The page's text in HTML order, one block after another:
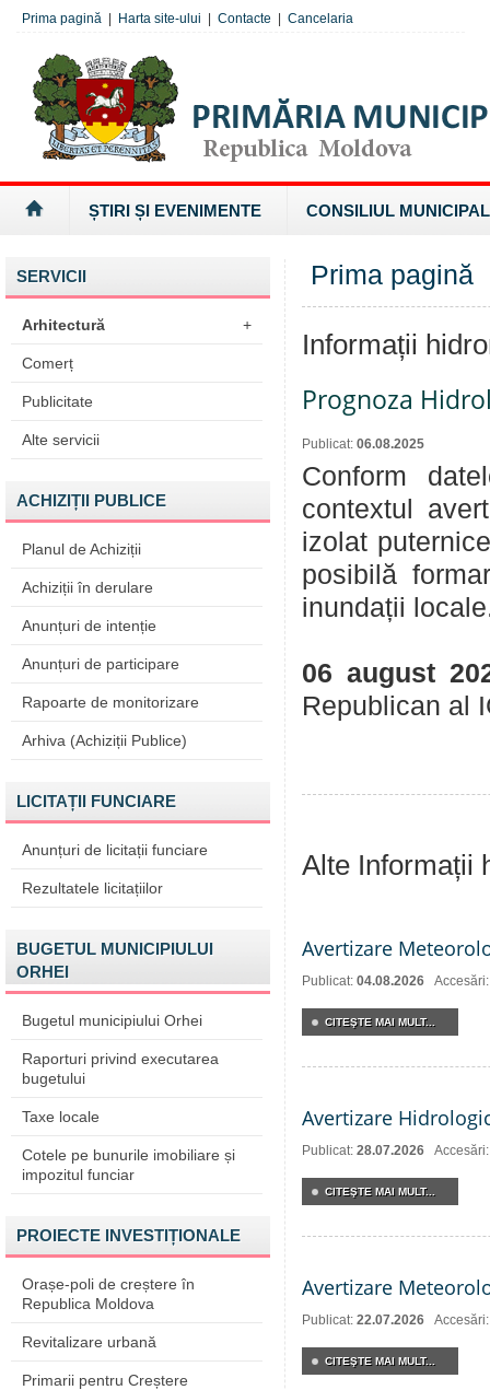
Prima pagină Harta site-ului Contacte Cancelaria
ȘTIRI ȘI EVENIMENTE CONSILIUL MUNICIPAL
SERVICII
Arhitectură +
Comerț
Publicitate
Alte servicii
ACHIZIȚII PUBLICE
Planul de Achiziții
Achiziții în derulare
Anunțuri de intenție
Anunțuri de participare
Rapoarte de monitorizare
Arhiva (Achiziții Publice)
LICITAȚII FUNCIARE
Anunțuri de licitații funciare
Rezultatele licitațiilor
BUGETUL MUNICIPIULUI
ORHEI
Bugetul municipiului Orhei
Raporturi privind executarea
bugetului
Taxe locale
Cotele pe bunurile imobiliare și
impozitul funciar
PROIECTE INVESTIȚIONALE
Orașe-poli de creștere în
Republica Moldova
Revitalizare urbană
Primarii pentru Creștere
Prima pagină
Informații
Prognoza
Publicat: 06.08.2025
Conform
contextul
izolat
posibilă
inundații
06 august
Republican al
Alte Informații
Avertizare
Publicat: 04.08.2026
CITEŞTE MAI MULT...
Avertizare
Publicat: 28.07.2026
CITEŞTE MAI MULT...
Avertizare
Publicat: 22.07.2026
CITEŞTE MAI MULT...